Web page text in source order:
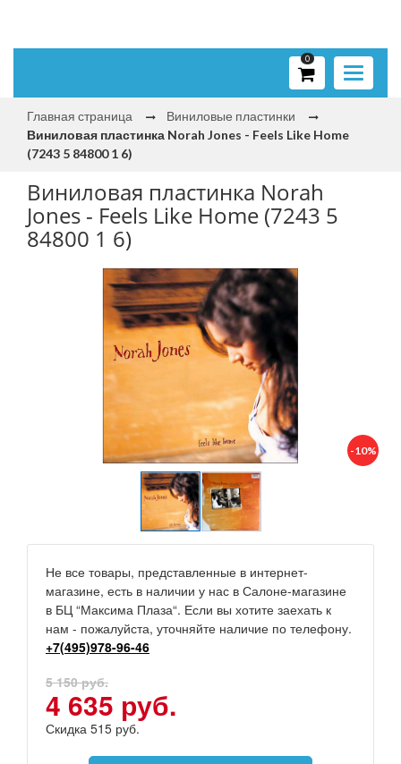
Toggle
0
Главная страница
Виниловые пластинки
Виниловая пластинка Norah Jones - Feels Like Home
(7243 5 84800 1 6)
Виниловая пластинка Norah
Jones - Feels Like Home (7243 5
84800 1 6)
-10%
Не все товары, представленные в интернет-
магазине, есть в наличии у нас в Салоне-магазине
в БЦ “Максима Плаза“. Если вы хотите заехать к
нам - пожалуйста, уточняйте наличие по телефону.
+7(495)978-96-46
5 150 руб.
4 635 руб.
Скидка 515 руб.